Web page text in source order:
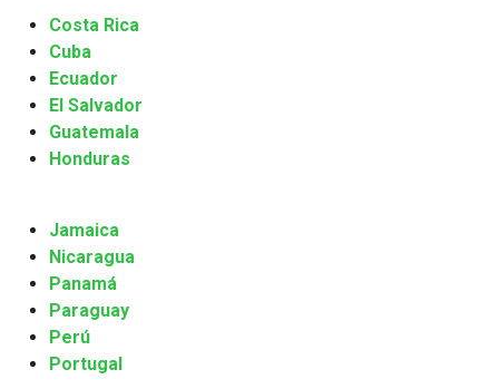
Costa Rica
Cuba
Ecuador
El Salvador
Guatemala
Honduras
Jamaica
Nicaragua
Panamá
Paraguay
Perú
Portugal